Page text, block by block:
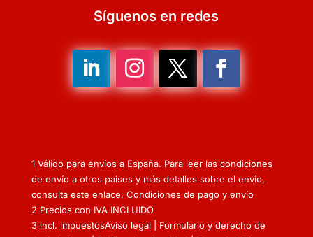
Síguenos en redes
1 Válido para envíos a España. Para leer las condiciones
de envío a otros países y más detalles sobre el envío,
consulta este enlace: Condiciones de pago y envío
2 Precios con IVA INCLUIDO
3 incl. impuestosAviso legal| Formulario y derecho de